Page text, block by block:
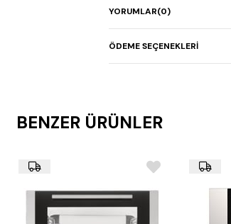
Fan:1 adet çift
Boyutlar (mm):
Güç:3,2 kW / 220-
Ağırlık:33 kg
Homojen
YORUMLAR(0)
ÖDEME SEÇENEKLERI
BENZER ÜRÜNLER